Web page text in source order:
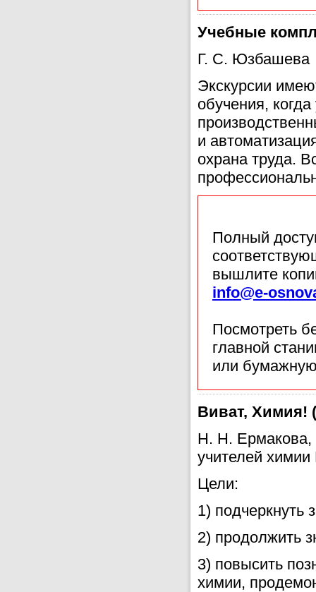
Учебные
Г. С. Юзбашева
Экскурсии
обучения,
и
охрана труда.
Полный
вышлите
info@e-
Посмотреть
главной
или
Виват, Химия!
Н. Н. Ермакова,
учителей
Цели:
1) подчеркнуть
2) продолжить
3) повысить
химии,